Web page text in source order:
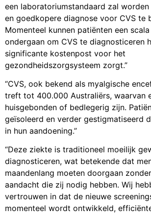
een laboratoriumstandaard zal
en goedkopere diagnose voor CVS te
Momenteel kunnen patiënten een
ondergaan om CVS te diagnosticeren
significante kostenpost voor het
gezondheidszorgsysteem zorgt.”
“CVS, ook bekend als myalgische
treft tot 400.000 Australiërs, waarvan
huisgebonden of bedlegerig zijn.
geïsoleerd en verder gestigmatiseerd
in hun aandoening.”
“Deze ziekte is traditioneel moeilijk
diagnosticeren, wat betekende dat
maandenlang moeten doorgaan
aandacht die zij nodig hebben. Wij
vertrouwen in dat de nieuwe
momenteel wordt ontwikkeld,